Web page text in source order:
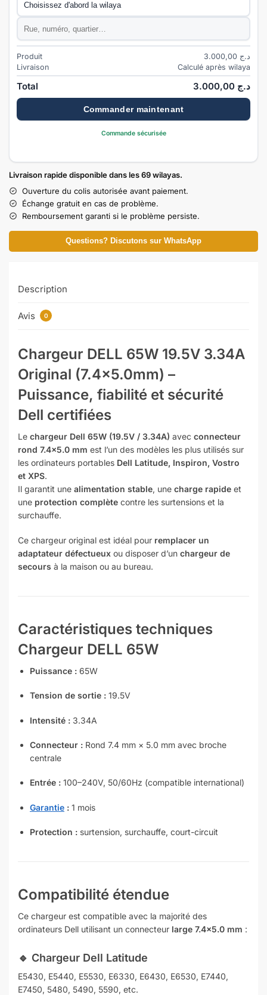
Adresse
Produit د.ج
Livraison
Calculé après wilaya
Total د.ج
Commander maintenant
Commande sécurisée
Livraison rapide disponible dans les 69 wilayas.
Ouverture du colis autorisée avant paiement.
Échange gratuit en cas de problème.
Remboursement garanti si le problème persiste.
Questions? Discutons sur WhatsApp
Description
Avis 0
Chargeur DELL 65W 19.5V 3.34A
Original (7.4×5.0mm) –
Puissance, fiabilité et sécurité
Dell certifiées
Le chargeur Dell 65W (19.5V / 3.34A) avec connecteur
rond 7.4×5.0 mm est l’un des modèles les plus utilisés sur
les ordinateurs portables Dell Latitude, Inspiron, Vostro
et XPS.
Il garantit une alimentation stable, une charge rapide et
une protection complète contre les surtensions et la
surchauffe.
Ce chargeur original est idéal pour remplacer un
adaptateur défectueux ou disposer d’un chargeur de
secours à la maison ou au bureau.
Caractéristiques techniques
Chargeur DELL 65W
Puissance : 65W
Tension de sortie : 19.5V
Intensité : 3.34A
Connecteur : Rond 7.4 mm × 5.0 mm avec broche
centrale
Entrée : 100–240V, 50/60Hz (compatible international)
Garantie : 1 mois
Protection : surtension, surchauffe, court-circuit
Compatibilité étendue
Ce chargeur est compatible avec la majorité des
ordinateurs Dell utilisant un connecteur large 7.4×5.0 mm :
🔹 Chargeur Dell Latitude
E5430, E5440, E5530, E6330, E6430, E6530, E7440,
E7450, 5480, 5490, 5590, etc.